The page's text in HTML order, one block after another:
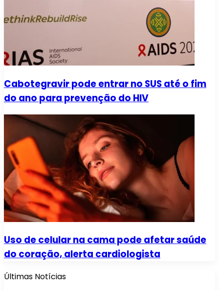
Cabotegravir pode entrar no SUS até o fim
do ano para prevenção do HIV
Uso de celular na cama pode afetar saúde
do coração, alerta cardiologista
Últimas Notícias